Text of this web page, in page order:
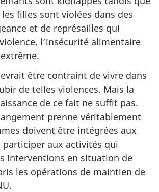
filles sont violées dans des
et de représailles qui
l’insécurité alimentaire
être contraint de vivre dans
de telles violences. Mais la
de ce fait ne suffit pas.
prenne véritablement
doivent être intégrées aux
participer aux activités qui
interventions en situation de
les opérations de maintien de